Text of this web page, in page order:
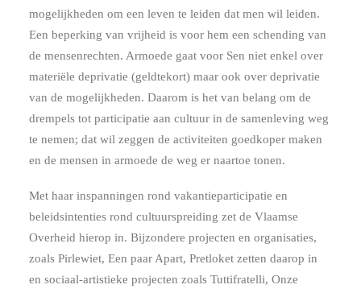
mogelijkheden om een leven te leiden dat men wil leiden.
Een beperking van vrijheid is voor hem een schending van
de mensenrechten. Armoede gaat voor Sen niet enkel over
materiële deprivatie (geldtekort) maar ook over deprivatie
van de mogelijkheden. Daarom is het van belang om de
drempels tot participatie aan cultuur in de samenleving weg
te nemen; dat wil zeggen de activiteiten goedkoper maken
en de mensen in armoede de weg er naartoe tonen.
Met haar inspanningen rond vakantieparticipatie en
beleidsintenties rond cultuurspreiding zet de Vlaamse
Overheid hierop in. Bijzondere projecten en organisaties,
zoals Pirlewiet, Een paar Apart, Pretloket zetten daarop in
en sociaal-artistieke projecten zoals Tuttifratelli, Onze